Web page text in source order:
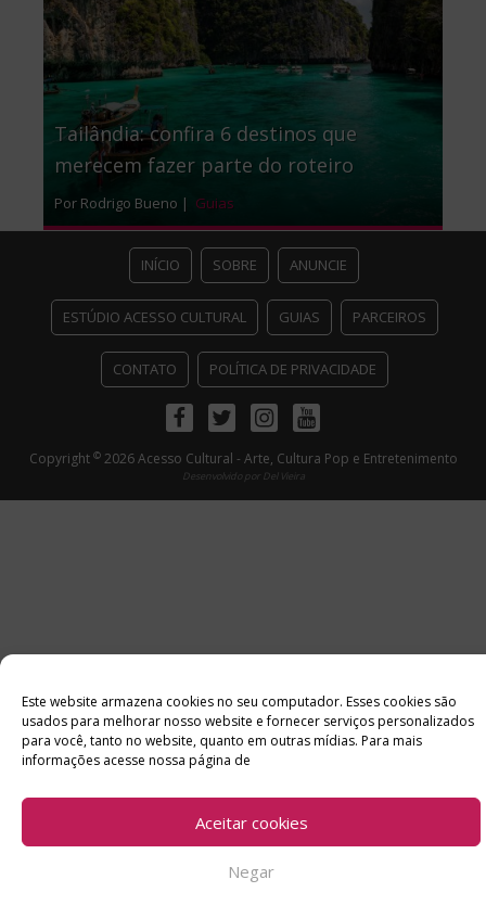
Este website armazena cookies no seu computador. Esses cookies são
usados ​​para melhorar nosso website e fornecer serviços personalizados
para você, tanto no website, quanto em outras mídias. Para mais
informações acesse nossa página de
Aceitar cookies
Negar
Tailândia: confira 6 destinos que
merecem fazer parte do roteiro
Por Rodrigo Bueno | Guias
INÍCIO SOBRE ANUNCIE
ESTÚDIO ACESSO CULTURAL GUIAS PARCEIROS
CONTATO POLÍTICA DE PRIVACIDADE
FacebookTwitterInstagramYoutube
Copyright ©2026 Acesso Cultural - Arte, Cultura Pop e Entretenimento
Desenvolvido por Del Vieira